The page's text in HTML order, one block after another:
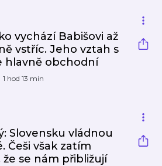
vychází Babišovi až
vstříc. Jeho vztah s
hlavně obchodní
1 hod 13 min
Slovensku vládnou
Češi však zatím
že se nám přibližují